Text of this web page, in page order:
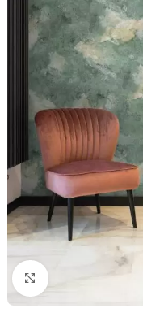
Click to enlarge